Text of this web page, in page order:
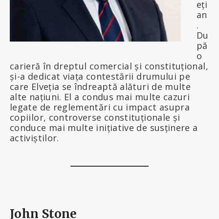
eți
an
.
Du
pă
o
carieră în dreptul comercial și constituțional,
și-a dedicat viața contestării drumului pe
care Elveția se îndreaptă alături de multe
alte națiuni. El a condus mai multe cazuri
legate de reglementări cu impact asupra
copiilor, controverse constituționale și
conduce mai multe inițiative de susținere a
activiștilor.
John Stone